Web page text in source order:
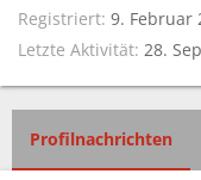
Registriert 9. Februar
Letzte Aktivität 28.
Profilnachrichten